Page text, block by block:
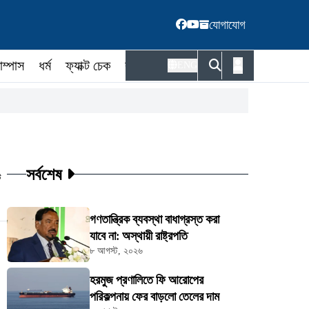
যোগাযোগ
ধর্ম ফ্যাক্ট চেক কর্মকর্তা
সর্বশেষ
গণতান্ত্রিক ব্যবস্থা বাধাগ্রস্ত করা
যাবে না: অস্থায়ী রাষ্ট্রপতি
৮ আগস্ট, ২০২৬
হরমুজ প্রণালিতে ফি আরোপের
পরিকল্পনায় ফের বাড়লো তেলের দাম